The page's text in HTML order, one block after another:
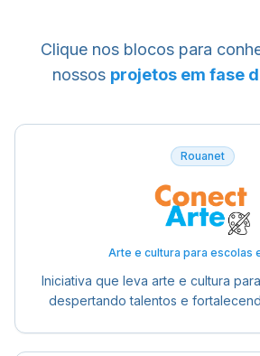
Clique nos blocos para
nossos projetos em fase
Rouanet
Arte e cultura para escolas
Iniciativa que leva arte e cultura
despertando talentos e